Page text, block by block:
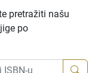
pretražiti našu
po